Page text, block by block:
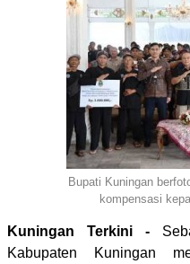
Bupati Kuningan
kompensasi
Kuningan Terkini -
Kabupaten Kuningan